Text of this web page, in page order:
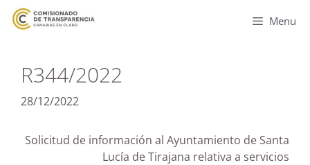
Menu
R344/2022
28/12/2022
Solicitud de información al Ayuntamiento de Santa
Lucía de Tirajana relativa a servicios